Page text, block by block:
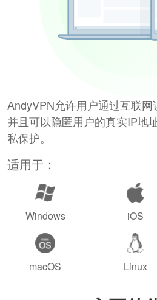
AndyVPN允许用户通过互联网
并且可以隐匿用户的真实IP地
私保护。
适用于：
Windows iOS
macOS Linux